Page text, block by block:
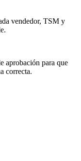
vendedor, TSM y
aprobación para que
correcta.